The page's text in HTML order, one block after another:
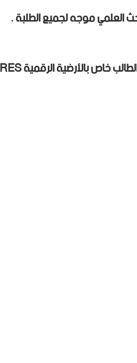
العلمي موجه لجميع الطلبة .